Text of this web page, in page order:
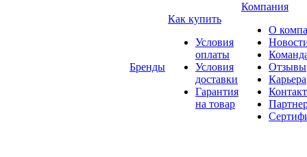
Бренды
Как купить
Условия
оплаты
Условия
доставки
Гарантия
на товар
Компания
О
Отзывы
Карьера